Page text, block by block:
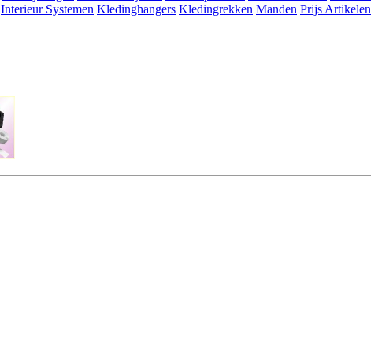
Interieur Systemen Kledinghangers Kledingrekken Manden Prijs Artikelen